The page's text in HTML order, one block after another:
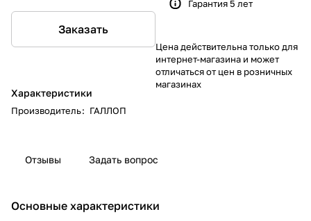
Заказать
Характеристики
Производитель: ГАЛЛОП
Гарантия 5 лет
Цена действительна только для
интернет-магазина и может
отличаться от цен в розничных
магазинах
Отзывы Задать вопрос
Основные характеристики